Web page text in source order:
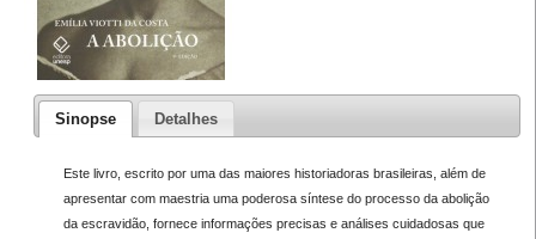
Sinopse Detalhes
Este livro, escrito por uma das maiores historiadoras brasileiras, além de
apresentar com maestria uma poderosa síntese do processo da abolição
da escravidão, fornece informações precisas e análises cuidadosas que